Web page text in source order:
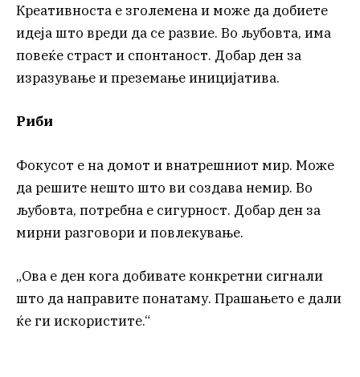
Креативноста е зголемена и може да добиете
идеја што вреди да се развие. Во љубовта, има
повеќе страст и спонтаност. Добар ден за
изразување и преземање иницијатива.
Риби
Фокусот е на домот и внатрешниот мир. Може
да решите нешто што ви создава немир. Во
љубовта, потребна е сигурност. Добар ден за
мирни разговори и повлекување.
„Ова е ден кога добивате конкретни сигнали
што да направите понатаму. Прашањето е дали
ќе ги искористите.“